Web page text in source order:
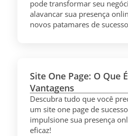
pode transformar seu
alavancar sua presença
novos patamares de
Site One Page: O Que
Vantagens
Descubra tudo que você
um site one page de
impulsione sua presença
eficaz!